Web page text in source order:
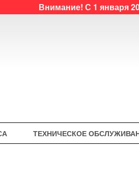
Внимание! С 1 января
ТЕХНИЧЕСКОЕ